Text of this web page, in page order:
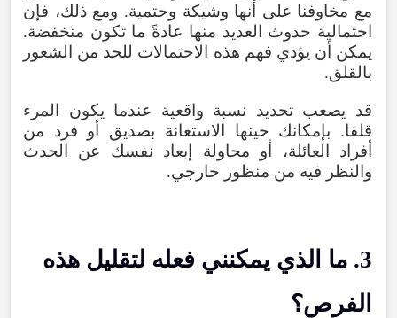
مع مخاوفنا على أنها وشيكة وحتمية. ومع ذلك، فإن
احتمالية حدوث العديد منها عادةً ما تكون منخفضة.
يمكن أن يؤدي فهم هذه الاحتمالات للحد من الشعور
بالقلق.
قد يصعب تحديد نسبة واقعية عندما يكون المرء
قلقا. بإمكانك حينها الاستعانة بصديق أو فرد من
أفراد العائلة، أو محاولة إبعاد نفسك عن الحدث
والنظر فيه من منظور خارجي.
3. ما الذي يمكنني فعله لتقليل هذه
الفرص؟